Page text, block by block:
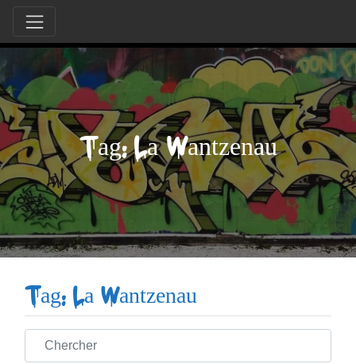
Tag: La Wantzenau
Tag: La Wantzenau
Chercher